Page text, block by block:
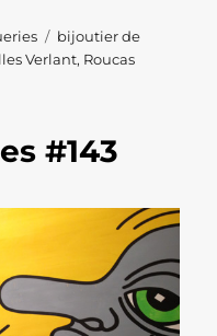
Étiquettes
bijoutier de
Verlant, Roucas
#143